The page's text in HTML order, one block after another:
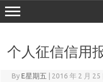
个人征信信用
ByE星期五 2016 年 2 月 25